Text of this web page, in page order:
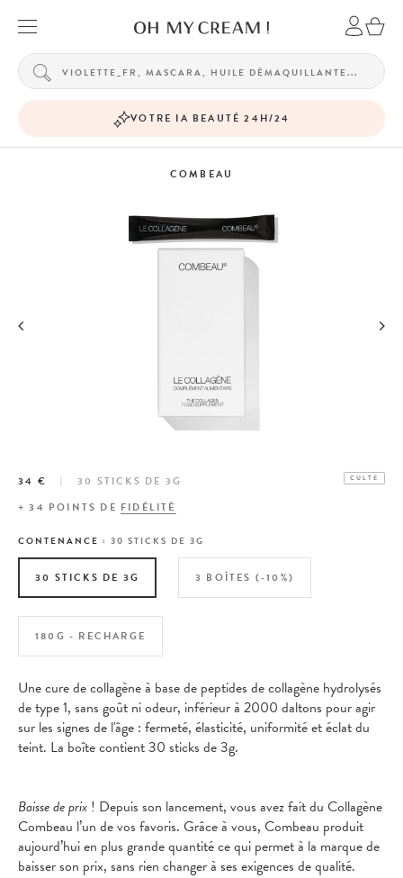
VOTRE IA BEAUTÉ 24H/24
COMBEAU
34 € 30 STICKS DE 3G CULTE
+34 POINTS DE FIDÉLITÉ
CONTENANCE : 30 STICKS DE 3G
30 STICKS DE 3G 3 BOÎTES (-10%)
180G - RECHARGE
Une cure de collagène à base de peptides de collagène hydrolysés
de type 1, sans goût ni odeur, inférieur à 2000 daltons pour agir
sur les signes de l'âge : fermeté, élasticité, uniformité et éclat du
teint. La boîte contient 30 sticks de 3g.
Baisse de prix ! Depuis son lancement, vous avez fait du Collagène
Combeau l’un de vos favoris. Grâce à vous, Combeau produit
aujourd’hui en plus grande quantité ce qui permet à la marque de
baisser son prix, sans rien changer à ses exigences de qualité.